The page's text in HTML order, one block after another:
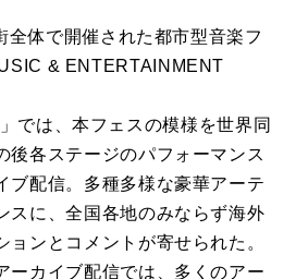
全体で開催された都市型音楽フ
& ENTERTAINMENT
では、本フェスの模様を世界同
後各ステージのパフォーマンス
ブ配信。多種多様な豪華アーテ
スに、全国各地のみならず海外
ョンとコメントが寄せられた。
ーカイブ配信では、多くのアー